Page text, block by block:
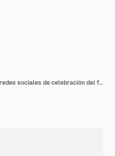
Plantilla de promoción de redes sociales de celebración del festival de la cosecha